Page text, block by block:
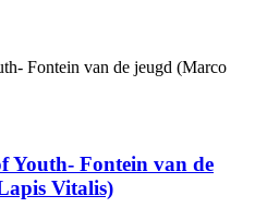
Youth- Fontein van de
Vitalis)